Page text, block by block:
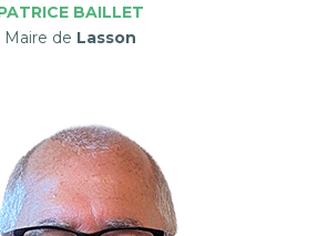
BAILLET
Maire de Lasson